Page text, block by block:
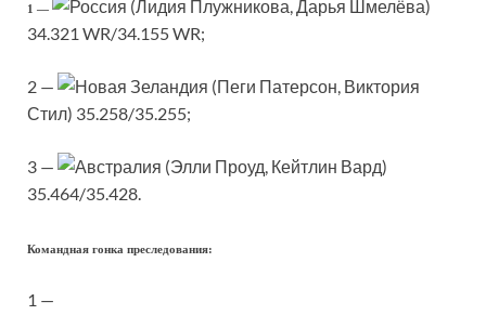
1 —
(Лидия Плужникова, Дарья Шмелёва)
34.321 WR/34.155 WR;
2 —
(Пеги Патерсон, Виктория
Стил) 35.258/35.255;
3 —
(Элли Проуд, Кейтлин Вард)
35.464/35.428.
Командная гонка преследования:
1 —